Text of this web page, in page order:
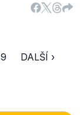
9 DALŠÍ ›